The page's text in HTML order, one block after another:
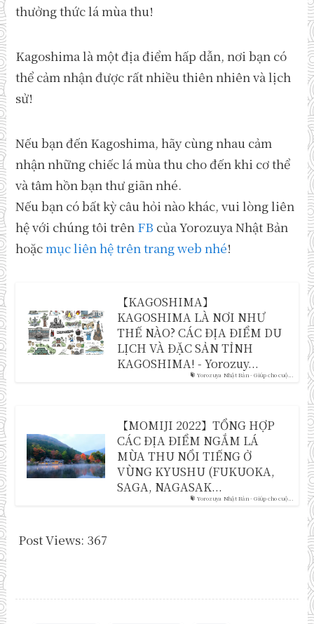
thưởng thức lá mùa thu!
Kagoshima là một địa điểm hấp dẫn, nơi bạn có
thể cảm nhận được rất nhiều thiên nhiên và lịch
sử!
Nếu bạn đến Kagoshima, hãy cùng nhau cảm
nhận những chiếc lá mùa thu cho đến khi cơ thể
và tâm hồn bạn thư giãn nhé.
Nếu bạn có bất kỳ câu hỏi nào khác, vui lòng liên
hệ với chúng tôi trên FB của Yorozuya Nhật Bản
hoặcmục liên hệ trên trang web nhé!
Yorozuya Nhật Bản - Giúp cho cuộ...
【KAGOSHIMA】
KAGOSHIMA LÀ NƠI NHƯ
THẾ NÀO? CÁC ĐỊA ĐIỂM DU
LỊCH VÀ ĐẶC SẢN TỈNH
KAGOSHIMA! - Yorozuy...
Yorozuya Nhật Bản - Giúp cho cuộ...
【MOMIJI 2022】TỔNG HỢP
CÁC ĐỊA ĐIỂM NGẮM LÁ
MÙA THU NỔI TIẾNG Ở
VÙNG KYUSHU (FUKUOKA,
SAGA, NAGASAK...
Post Views: 367